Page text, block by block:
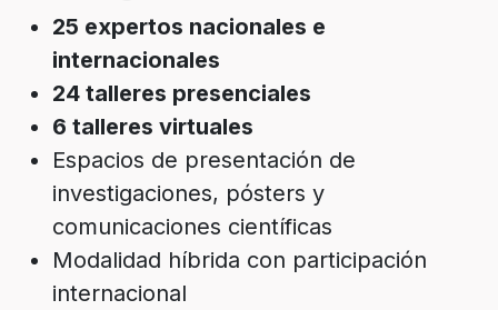
25 expertos nacionales e
internacionales
24 talleres presenciales
6 talleres virtuales
Espacios de presentación de
investigaciones, pósters y
comunicaciones científicas
Modalidad híbrida con participación
internacional